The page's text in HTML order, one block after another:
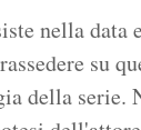
nella data
su
della serie.